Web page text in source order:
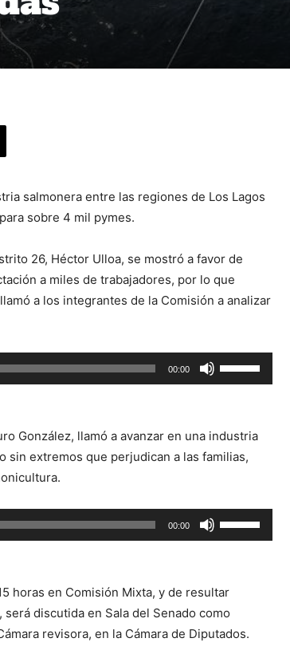
salmonera entre las regiones de Los Lagos
sobre 4 mil pymes.
26, Héctor Ulloa, se mostró a favor de
a miles de trabajadores, por lo que
a los integrantes de la Comisión a analizar
00:00
las
flecha
arriba/abajo
aumentar
o
volumen.
González, llamó a avanzar en una industria
extremos que perjudican a las familias,
00:00
las
flecha
arriba/abajo
para
horas en Comisión Mixta, y de resultar
discutida en Sala del Senado como
revisora, en la Cámara de Diputados.